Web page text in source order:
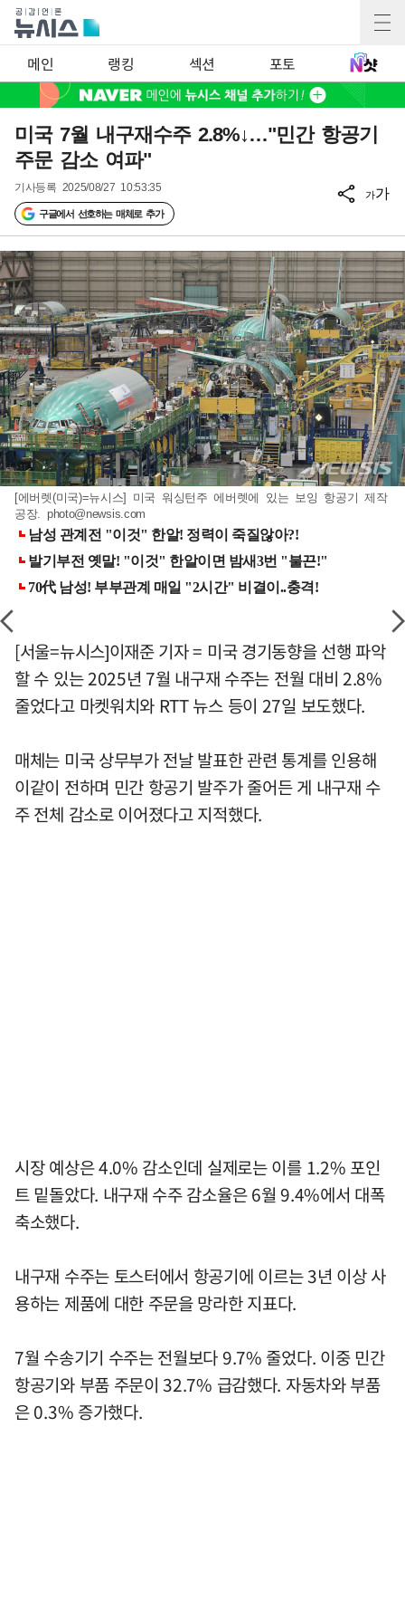
메인 랭킹 섹션 포토
미국 7월 내구재수주 2.8%↓…"민간 항공기
주문 감소 여파"
기사등록 2025/08/27 10:53:35
구글에서 선호하는 매체로 추가
가가
[에버렛(미국)=뉴시스] 미국 워싱턴주 에버렛에 있는 보잉 항공기 제작
공장. photo@newsis.com
[서울=뉴시스]이재준 기자 = 미국 경기동향을 선행 파악
할 수 있는 2025년 7월 내구재 수주는 전월 대비 2.8%
줄었다고 마켓워치와 RTT 뉴스 등이 27일 보도했다.
매체는 미국 상무부가 전날 발표한 관련 통계를 인용해
이같이 전하며 민간 항공기 발주가 줄어든 게 내구재 수
주 전체 감소로 이어졌다고 지적했다.
시장 예상은 4.0% 감소인데 실제로는 이를 1.2% 포인
트 밑돌았다. 내구재 수주 감소율은 6월 9.4%에서 대폭
축소했다.
내구재 수주는 토스터에서 항공기에 이르는 3년 이상 사
용하는 제품에 대한 주문을 망라한 지표다.
7월 수송기기 수주는 전월보다 9.7% 줄었다. 이중 민간
항공기와 부품 주문이 32.7% 급감했다. 자동차와 부품
은 0.3% 증가했다.